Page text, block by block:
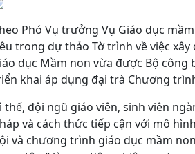
Phó Vụ trưởng Vụ Giáo dục
trong dự thảo Tờ trình về việc
dục Mầm non vừa được Bộ công
khai áp dụng đại trà Chương
thế, đội ngũ giáo viên, sinh viên
và cách thức tiếp cận với mô
và chương trình giáo dục mầm